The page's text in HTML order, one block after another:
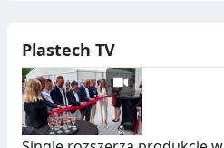
Plastech TV